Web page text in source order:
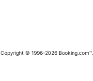
Copyright © 1996–2026